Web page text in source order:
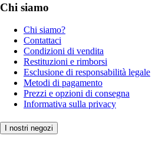
Chi siamo
Chi siamo?
Contattaci
Condizioni di vendita
Restituzioni e rimborsi
Esclusione di responsabilità legale
Metodi di pagamento
Prezzi e opzioni di consegna
Informativa sulla privacy
I nostri negozi